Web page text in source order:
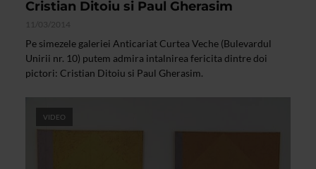
Cristian Ditoiu si Paul Gherasim
11/03/2014
Pe simezele galeriei Anticariat Curtea Veche (Bulevardul
Unirii nr. 10) putem admira intalnirea fericita dintre doi
pictori: Cristian Ditoiu si Paul Gherasim.
VIDEO